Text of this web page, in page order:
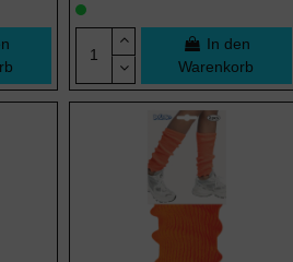
(14 noten)
In den
Warenkorb